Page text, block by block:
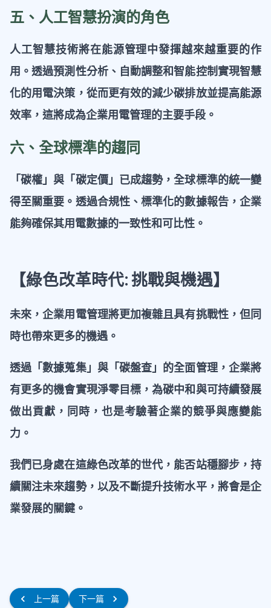
五、人工智慧扮演的角色
人工智慧技術將在能源管理中發揮越來越重要的作
用。透過預測性分析、自動調整和智能控制實現智慧
化的用電決策，從而更有效的減少碳排放並提高能源
效率，這將成為企業用電管理的主要手段。
六、全球標準的趨同
「碳權」與「碳定價」已成趨勢，全球標準的統一變
得至關重要。透過合規性、標準化的數據報告，企業
能夠確保其用電數據的一致性和可比性。
【綠色改革時代: 挑戰與機遇】
未來，企業用電管理將更加複雜且具有挑戰性，但同
時也帶來更多的機遇。
透過「數據蒐集」與「碳盤查」的全面管理，企業將
有更多的機會實現淨零目標，為碳中和與可持續發展
做出貢獻，同時，也是考驗著企業的競爭與應變能
力。
我們已身處在這綠色改革的世代，能否站穩腳步，持
續關注未來趨勢，以及不斷提升技術水平，將會是企
業發展的關鍵。
上一篇 下一篇